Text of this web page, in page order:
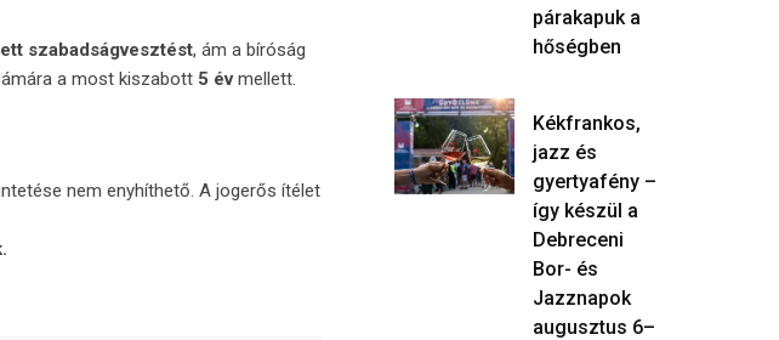
szabadságvesztést, ám a bíróság
a most kiszabott 5 évmellett.
nem enyhíthető. A jogerős ítélet
párakapuk a
hőségben
Kékfrankos,
jazz és
gyertyafény –
így készül a
Debreceni
Bor- és
Jazznapok
augusztus 6–